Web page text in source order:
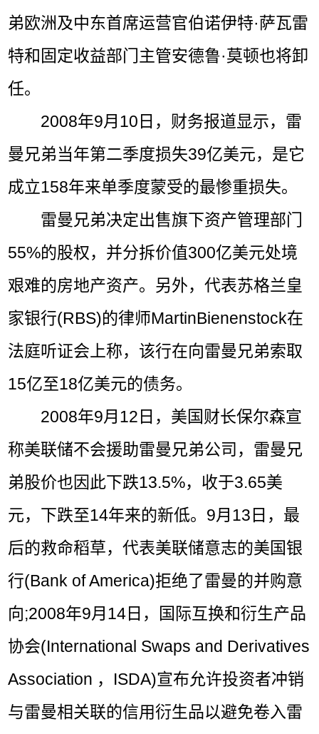
弟欧洲及中东首席运营官伯诺伊特·萨瓦雷
特和固定收益部门主管安德鲁·莫顿也将卸
任。
2008年9月10日，财务报道显示，雷
曼兄弟当年第二季度损失39亿美元，是它
成立158年来单季度蒙受的最惨重损失。
雷曼兄弟决定出售旗下资产管理部门
55%的股权，并分拆价值300亿美元处境
艰难的房地产资产。另外，代表苏格兰皇
家银行(RBS)的律师MartinBienenstock在
法庭听证会上称，该行在向雷曼兄弟索取
15亿至18亿美元的债务。
2008年9月12日，美国财长保尔森宣
称美联储不会援助雷曼兄弟公司，雷曼兄
弟股价也因此下跌13.5%，收于3.65美
元，下跌至14年来的新低。9月13日，最
后的救命稻草，代表美联储意志的美国银
行(Bank of America)拒绝了雷曼的并购意
向;2008年9月14日，国际互换和衍生产品
协会(International Swaps and Derivatives
Association ，ISDA)宣布允许投资者冲销
与雷曼相关联的信用衍生品以避免卷入雷